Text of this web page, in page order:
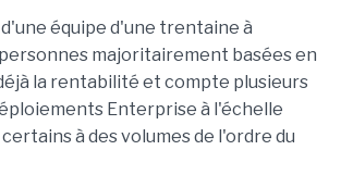
équipe d'une trentaine à
majoritairement basées en
la rentabilité et compte plusieurs
Enterprise à l'échelle
à des volumes de l'ordre du